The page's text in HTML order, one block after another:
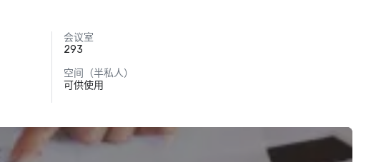
会议室
293
空间（半私人）
可供使用